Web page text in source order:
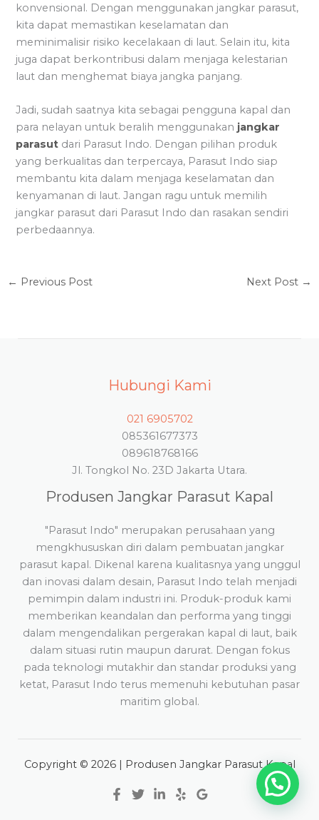
konvensional. Dengan menggunakan jangkar parasut,
kita dapat memastikan keselamatan dan
meminimalisir risiko kecelakaan di laut. Selain itu, kita
juga dapat berkontribusi dalam menjaga kelestarian
laut dan menghemat biaya jangka panjang.
Jadi, sudah saatnya kita sebagai pengguna kapal dan
para nelayan untuk beralih menggunakan jangkar
parasut dari Parasut Indo. Dengan pilihan produk
yang berkualitas dan terpercaya, Parasut Indo siap
membantu kita dalam menjaga keselamatan dan
kenyamanan di laut. Jangan ragu untuk memilih
jangkar parasut dari Parasut Indo dan rasakan sendiri
perbedaannya.
← Previous Post Next Post →
Hubungi Kami
021 6905702
085361677373
089618768166
Jl. Tongkol No. 23D Jakarta Utara.
Produsen Jangkar Parasut Kapal
"Parasut Indo" merupakan perusahaan yang
mengkhususkan diri dalam pembuatan jangkar
parasut kapal. Dikenal karena kualitasnya yang unggul
dan inovasi dalam desain, Parasut Indo telah menjadi
pemimpin dalam industri ini. Produk-produk kami
memberikan keandalan dan performa yang tinggi
dalam mengendalikan pergerakan kapal di laut, baik
dalam situasi rutin maupun darurat. Dengan fokus
pada teknologi mutakhir dan standar produksi yang
ketat, Parasut Indo terus memenuhi kebutuhan pasar
maritim global.
Copyright © 2026 | Produsen Jangkar Parasut Kapal